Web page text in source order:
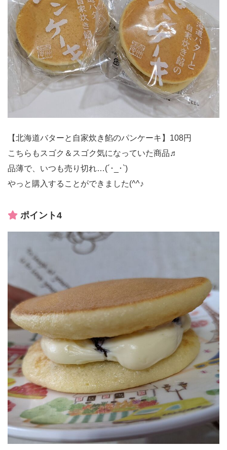
【北海道バターと自家炊き餡のパンケーキ】108円
こちらもスゴク＆スゴク気になっていた商品♬
品薄で、いつも売り切れ…(´･_･`)
やっと購入することができました(^^♪
ポイント4